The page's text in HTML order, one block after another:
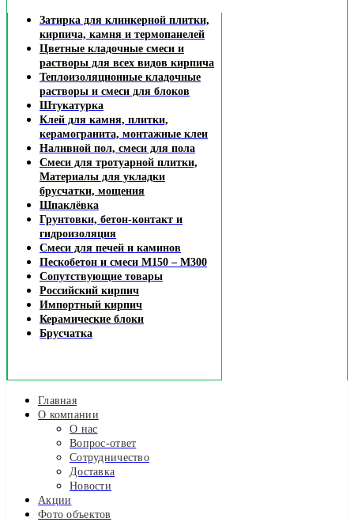
Затирка для клинкерной плитки,
кирпича, камня и термопанелей
Цветные кладочные смеси и
растворы для всех видов кирпича
Теплоизоляционные кладочные
растворы и смеси для блоков
Штукатурка
Клей для камня, плитки,
керамогранита, монтажные клеи
Наливной пол, смеси для пола
Смеси для тротуарной плитки,
Материалы для укладки
брусчатки, мощения
Шпаклёвка
Грунтовки, бетон-контакт и
гидроизоляция
Смеси для печей и каминов
Пескобетон и смеси М150 – М300
Сопутствующие товары
Российский кирпич
Импортный кирпич
Керамические блоки
Брусчатка
Главная
О компании
О нас
Вопрос-ответ
Сотрудничество
Доставка
Новости
Акции
Фото объектов